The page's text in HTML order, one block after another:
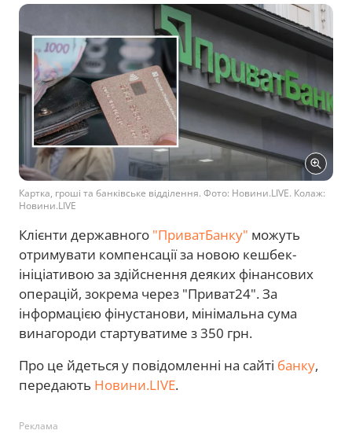
Картка, гроші та банківське відділення. Фото: Новини.LIVE. Колаж:
Новини.LIVE
Клієнти державного "ПриватБанку" можуть
отримувати компенсації за новою кешбек-
ініціативою за здійснення деяких фінансових
операцій, зокрема через "Приват24". За
інформацією фінустанови, мінімальна сума
винагороди стартуватиме з 350 грн.
Про це йдеться у повідомленні на сайті банку,
передають Новини.LIVE.
Реклама